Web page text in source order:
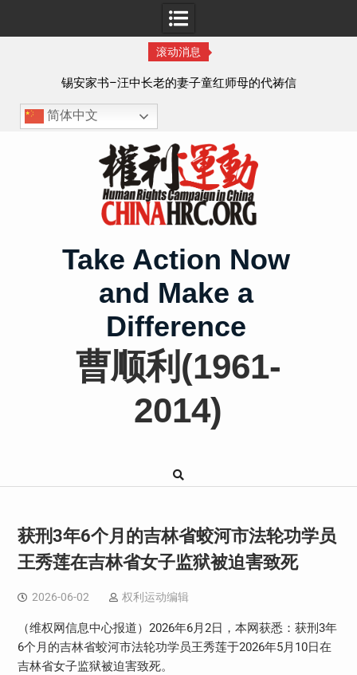
滚动消息
锡安家书–汪中长老的妻子童红⁩师母的代祷信
简体中文
Take Action Now
and Make a
Difference
曹顺利(1961-
2014)
获刑3年6个月的吉林省蛟河市法轮功学员
王秀莲在吉林省女子监狱被迫害致死
2026-06-02 权利运动编辑
（维权网信息中心报道） 2026年6月2日，本网获悉：获刑 3年
6个月的吉林省蛟河市法轮功学员王秀莲于2026年5月 10日在
吉林省女子监狱被迫害致死。